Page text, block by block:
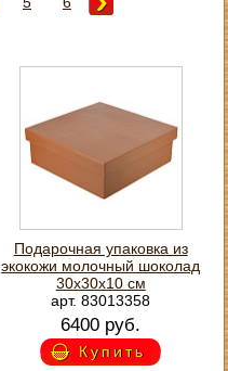
Подарочная упаковка из
экокожи молочный шоколад
30х30х10 см
арт. 83013358
6400 руб.
Купить